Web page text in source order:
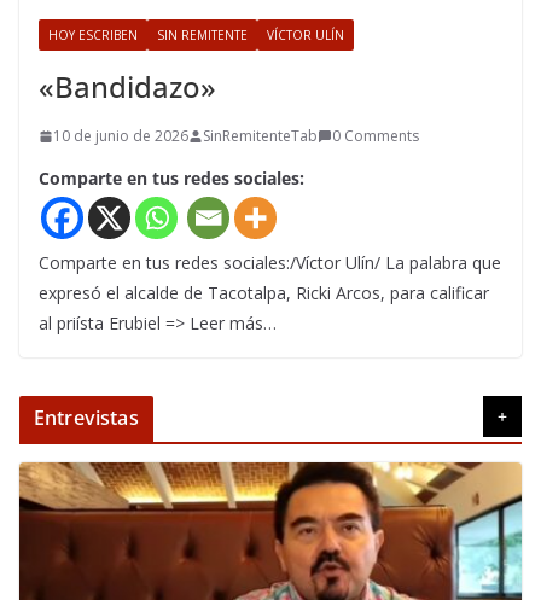
HOY ESCRIBEN SIN REMITENTE VÍCTOR ULÍN
«Bandidazo»
10 de junio de 2026 SinRemitenteTab 0 Comments
Comparte en tus redes sociales:
Comparte en tus redes sociales:/Víctor Ulín/ La palabra que
expresó el alcalde de Tacotalpa, Ricki Arcos, para calificar
al priísta Erubiel => Leer más…
Entrevistas +